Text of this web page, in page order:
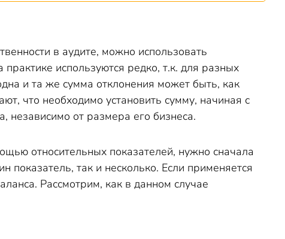
в аудите, можно использовать
используются редко, т.к. для разных
и та же сумма отклонения может быть, как
что необходимо установить сумму, начиная с
независимо от размера его бизнеса.
относительных показателей, нужно сначала
так и несколько. Если применяется
Рассмотрим, как в данном случае